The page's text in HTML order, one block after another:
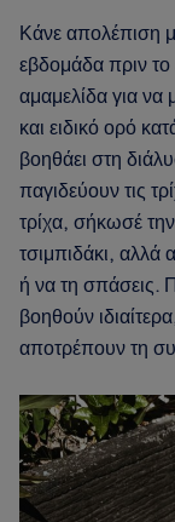
Κάνε απολέπιση
εβδομάδα πριν
αμαμελίδα για να
και ειδικό ορό
βοηθάει στη
παγιδεύουν τις
τρίχα, σήκωσέ
τσιμπιδάκι, αλλά
ή να τη σπάσεις.
βοηθούν
αποτρέπουν τη